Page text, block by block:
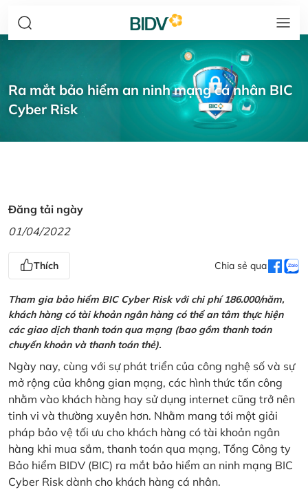
Ra mắt bảo hiểm an ninh mạng cá nhân BIC
Cyber Risk
Đăng tải ngày
01/04/2022
Thích Chia sẻ qua
Tham gia bảo hiểm BIC Cyber Risk với chi phí 186.000/năm,
khách hàng có tài khoản ngân hàng có thể an tâm thực hiện
các giao dịch thanh toán qua mạng (bao gồm thanh toán
chuyển khoản và thanh toán thẻ).
Ngày nay, cùng với sự phát triển của công nghệ số và sự
mở rộng của không gian mạng, các hình thức tấn công
nhằm vào khách hàng hay sử dụng internet cũng trở nên
tinh vi và thường xuyên hơn. Nhằm mang tới một giải
pháp bảo vệ tối ưu cho khách hàng có tài khoản ngân
hàng khi mua sắm, thanh toán qua mạng, Tổng Công ty
Bảo hiểm BIDV (BIC) ra mắt bảo hiểm an ninh mạng BIC
Cyber Risk dành cho khách hàng cá nhân.